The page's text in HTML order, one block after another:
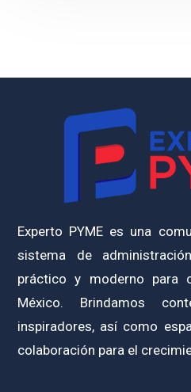
Experto PYME es una
sistema de
práctico y moderno para
México. Brindamos
inspiradores, así como
colaboración para el